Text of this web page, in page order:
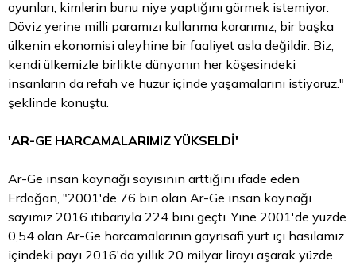
oyunları, kimlerin bunu niye yaptığını görmek istemiyor.
Döviz yerine milli paramızı kullanma kararımız, bir başka
ülkenin ekonomisi aleyhine bir faaliyet asla değildir. Biz,
kendi ülkemizle birlikte dünyanın her köşesindeki
insanların da refah ve huzur içinde yaşamalarını istiyoruz."
şeklinde konuştu.
'AR-GE HARCAMALARIMIZ YÜKSELDİ'
Ar-Ge insan kaynağı sayısının arttığını ifade eden
Erdoğan, "2001'de 76 bin olan Ar-Ge insan kaynağı
sayımız 2016 itibarıyla 224 bini geçti. Yine 2001'de yüzde
0,54 olan Ar-Ge harcamalarının gayrisafi yurt içi hasılamız
içindeki payı 2016'da yıllık 20 milyar lirayı aşarak yüzde